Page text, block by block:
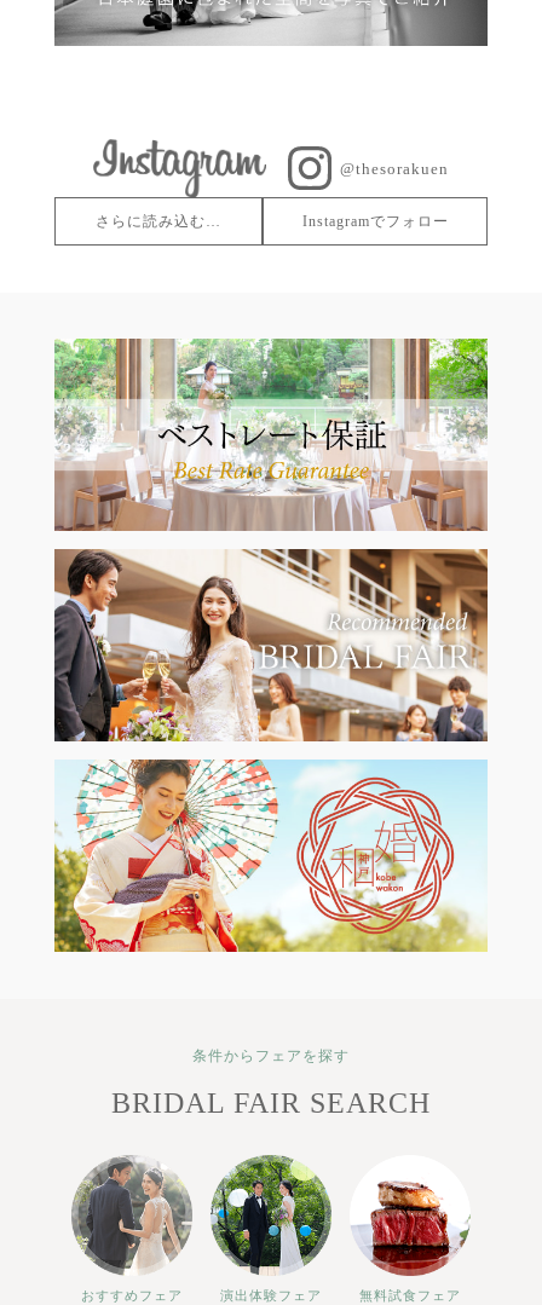
@thesorakuen
さらに読み込む… Instagramでフォロー
条件からフェアを探す
BRIDAL FAIR SEARCH
おすすめフェア 演出体験フェア 無料試食フェア